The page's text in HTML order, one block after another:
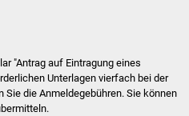
Kolping-Musikschule
Volkshochschule
"Antrag auf Eintragung eines
Unterlagen vierfach bei der
Sie die Anmeldegebühren. Sie können